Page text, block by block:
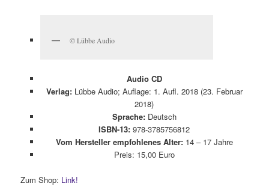
© Lübbe Audio
Audio CD
Verlag:Lübbe Audio; Auflage: 1. Aufl. 2018 (23. Februar
2018)
Sprache:Deutsch
ISBN-13: 978-3785756812
Vom Hersteller empfohlenes Alter:14 – 17 Jahre
Preis: 15,00 Euro
Zum Shop: Link!